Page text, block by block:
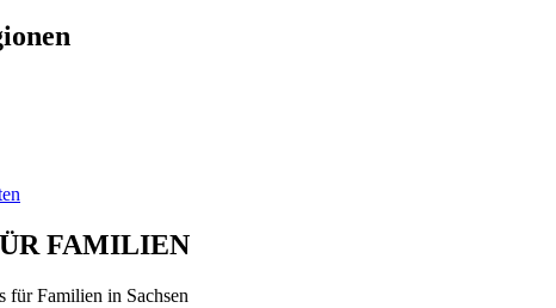
FAMILIEN
für Familien in Sachsen